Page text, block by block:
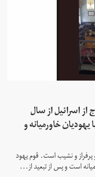
اسرائیل از سال
یهودیان خاورمیانه و
پرفراز و نشیب است. قوم یهود
است و پس از تبعید از...